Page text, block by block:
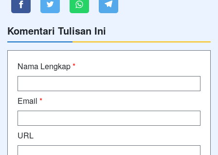
Komentari Tulisan Ini
Nama Lengkap*
Email *
URL